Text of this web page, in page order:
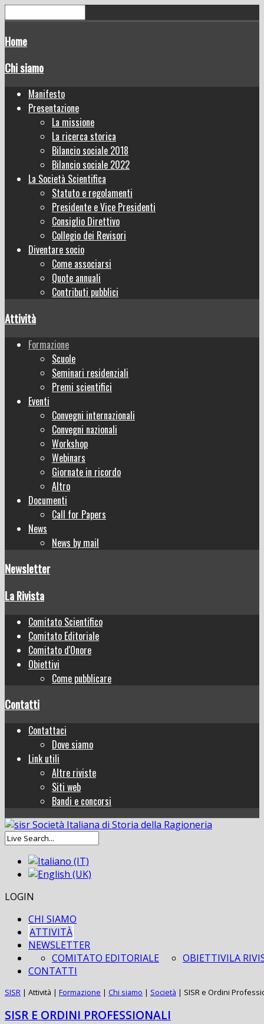
Home
Chi siamo
Manifesto
Presentazione
La missione
La ricerca storica
Bilancio sociale 2018
Bilancio sociale 2022
La Società Scientifica
Statuto e regolamenti
Presidente e Vice Presidenti
Consiglio Direttivo
Collegio dei Revisori
Diventare socio
Come associarsi
Quote annuali
Contributi pubblici
Attività
Formazione
Scuole
Seminari residenziali
Premi scientifici
Eventi
Convegni internazionali
Convegni nazionali
Workshop
Webinars
Giornate in ricordo
Altro
Documenti
Call for Papers
News
News by mail
Newsletter
La Rivista
Comitato Scientifico
Comitato Editoriale
Comitato d'Onore
Obiettivi
Come pubblicare
Contatti
Contattaci
Dove siamo
Link utili
Altre riviste
Siti web
Bandi e concorsi
LOGIN
CHI SIAMO
ATTIVITÀ
NEWSLETTER
LA
COMITATO EDITORIALE
OBIETTIVI
CONTATTI
SISR | Attività | Formazione | Chi siamo | Società | SISR e Ordini
SISR E ORDINI PROFESSIONALI